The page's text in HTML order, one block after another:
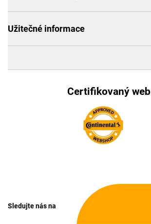
Užitečné informace
Certifikovaný web
Sledujte nás na